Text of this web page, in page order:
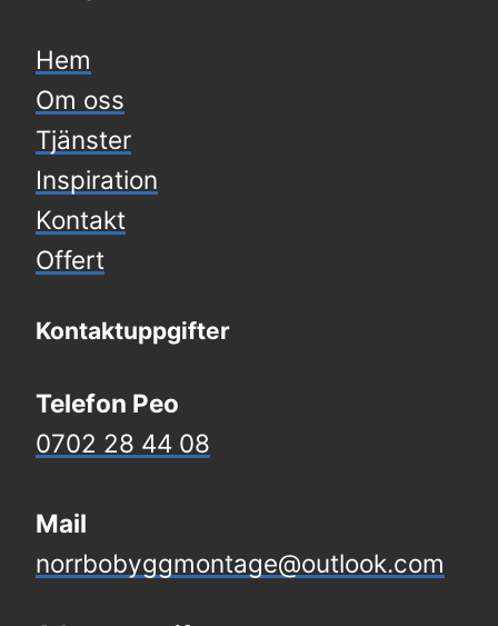
Hem
Om oss
Tjänster
Inspiration
Kontakt
Offert
Kontaktuppgifter
Telefon Peo
0702 28 44 08
Mail
norrbobyggmontage@outlook.com